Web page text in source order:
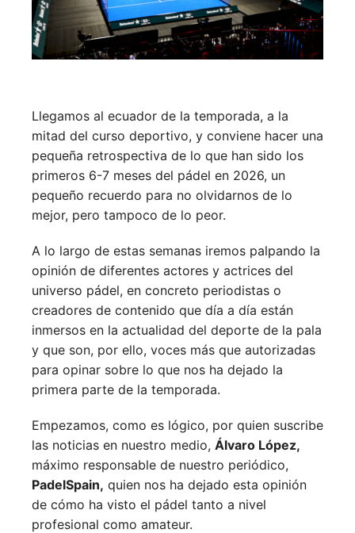
Llegamos al ecuador de la temporada, a la
mitad del curso deportivo, y conviene hacer una
pequeña retrospectiva de lo que han sido los
primeros 6-7 meses del pádel en 2026, un
pequeño recuerdo para no olvidarnos de lo
mejor, pero tampoco de lo peor.
A lo largo de estas semanas iremos palpando la
opinión de diferentes actores y actrices del
universo pádel, en concreto periodistas o
creadores de contenido que día a día están
inmersos en la actualidad del deporte de la pala
y que son, por ello, voces más que autorizadas
para opinar sobre lo que nos ha dejado la
primera parte de la temporada.
Empezamos, como es lógico, por quien suscribe
las noticias en nuestro medio, Álvaro López,
máximo responsable de nuestro periódico,
PadelSpain, quien nos ha dejado esta opinión
de cómo ha visto el pádel tanto a nivel
profesional como amateur.